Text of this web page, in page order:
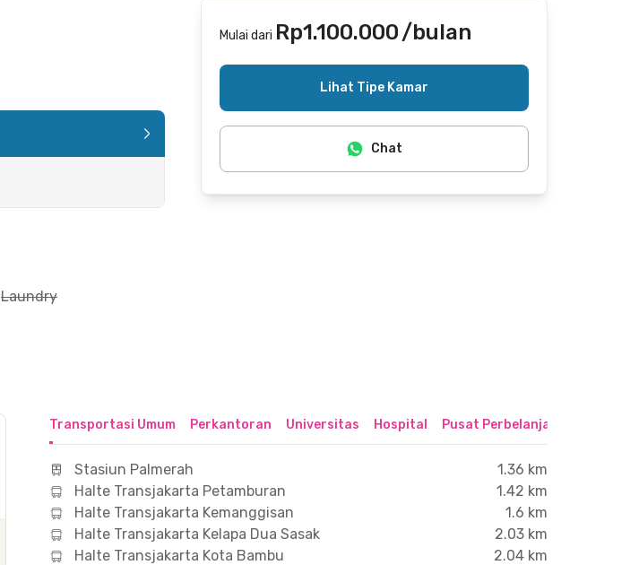
Laundry
Mulai dari Rp1.100.000/bulan
Lihat Tipe Kamar
Chat
Transportasi Umum Perkantoran Universitas Hospital Pusat Perbelanjaan &
Stasiun Palmerah
1.36 km
Halte Transjakarta Petamburan
1.42 km
Halte Transjakarta Kemanggisan
1.6 km
Halte Transjakarta Kelapa Dua Sasak
2.03 km
Halte Transjakarta Kota Bambu
2.04 km